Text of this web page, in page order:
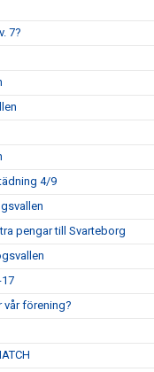
7?
4/9
pengar till Svarteborg
vår förening?